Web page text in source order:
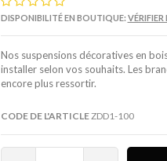
DISPONIBILITÉ EN BOUTIQUE:
Nos suspensions décoratives en
installer selon vos souhaits. Les
encore plus ressortir.
CODE DE L'ARTICLEZDD1-100